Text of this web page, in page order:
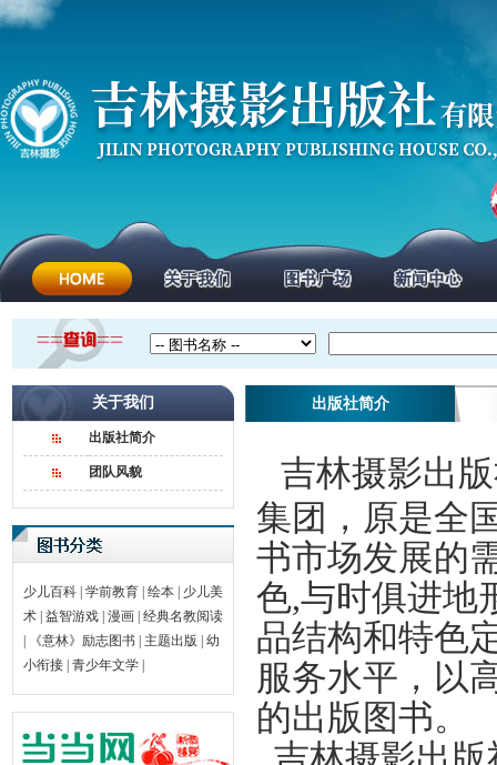
关于我们
出版社简介
团队风貌
少儿百科 学前教育 绘本
少儿美
术 益智游戏 漫画 经典名教阅读
《意林》励志图书 主题出版
幼
小衔接 青少年文学
出版社简介
吉林摄影出
集团，原是全
书市场发展的
色,与时俱进地
品结构和特色
服务水平，以
的出版图书。